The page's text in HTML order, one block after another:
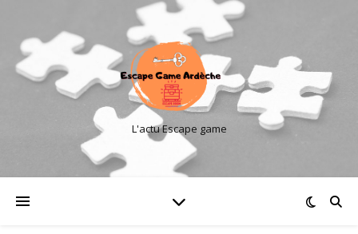
L'actu Escape game